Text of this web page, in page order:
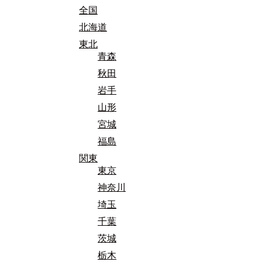
全国
北海道
東北
青森
秋田
岩手
山形
宮城
福島
関東
東京
神奈川
埼玉
千葉
茨城
栃木